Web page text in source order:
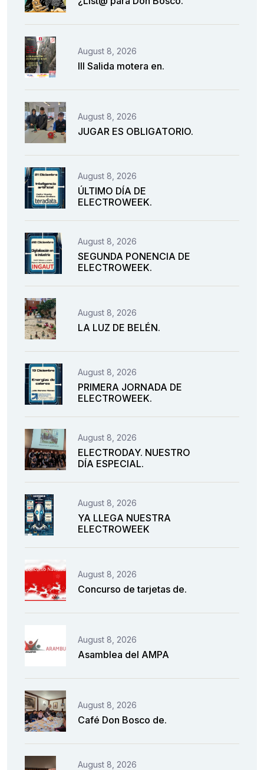
August 8, 2026
III Salida motera en.
August 8, 2026
JUGAR ES OBLIGATORIO.
August 8, 2026
ÚLTIMO DÍA DE
ELECTROWEEK.
August 8, 2026
SEGUNDA PONENCIA DE
ELECTROWEEK.
August 8, 2026
LA LUZ DE BELÉN.
August 8, 2026
PRIMERA JORNADA DE
ELECTROWEEK.
August 8, 2026
ELECTRODAY. NUESTRO
DÍA ESPECIAL.
August 8, 2026
YA LLEGA NUESTRA
ELECTROWEEK
August 8, 2026
Concurso de tarjetas de.
August 8, 2026
Asamblea del AMPA
August 8, 2026
Café Don Bosco de.
August 8, 2026